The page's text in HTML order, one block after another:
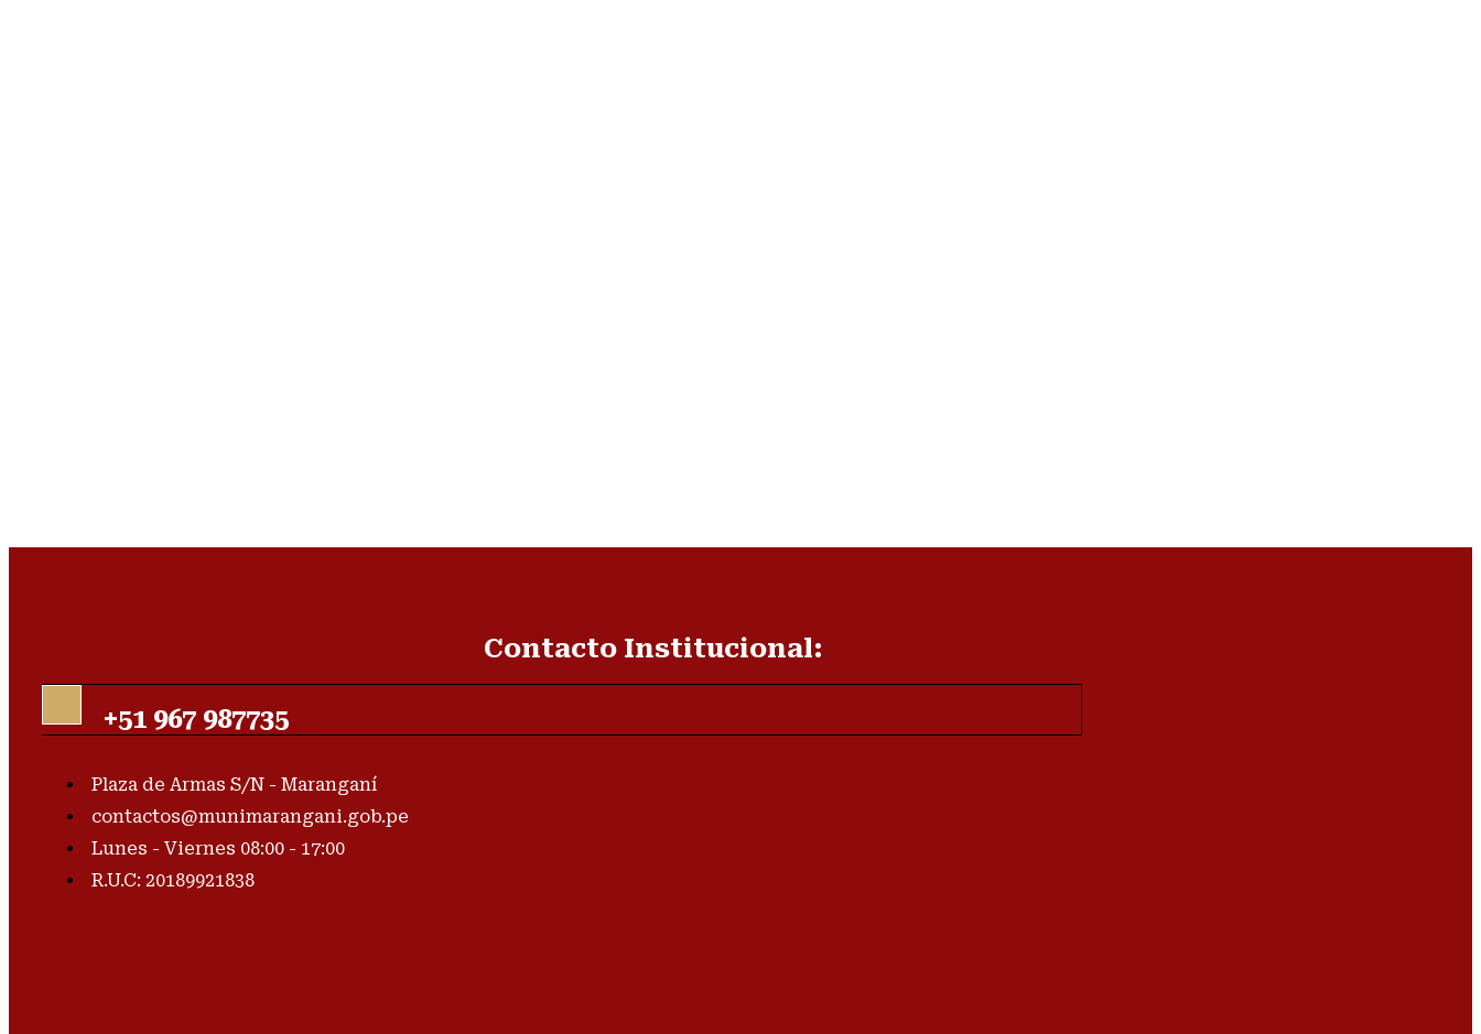
Contacto Institucional:
+51 967 987735
Plaza de Armas S/N - Maranganí
contactos@munimarangani.gob.pe
Lunes - Viernes 08:00 - 17:00
R.U.C: 20189921838